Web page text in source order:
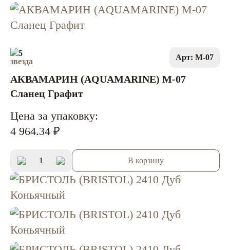
5 Арт: M-07
АКВАМАРИН (AQUAMARINE) M-07
Сланец Графит
Цена за упаковку:
4 964.34 ₽
В корзину